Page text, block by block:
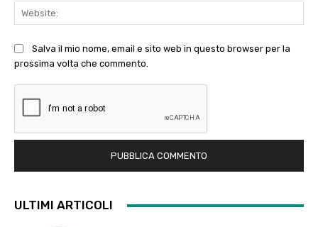
Salva il mio nome, email e sito web in questo browser per la
prossima volta che commento.
ULTIMI ARTICOLI